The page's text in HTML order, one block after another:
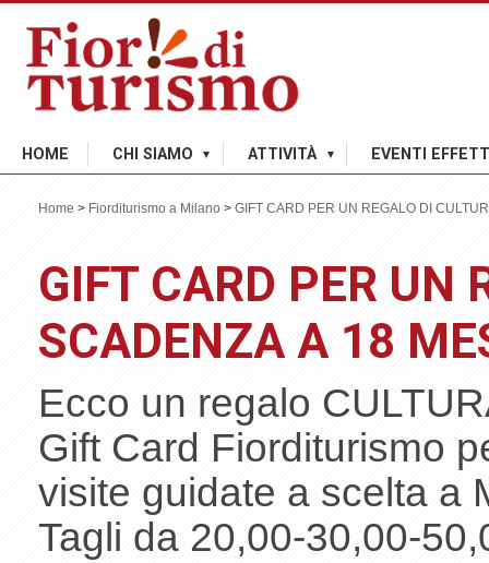
HOME CHI SIAMO ATTIVITÀ EVENTI
Home > Fiorditurismo a Milano > GIFT CARD PER UN REGALO DI
GIFT CARD PER UN
SCADENZA A 18
Ecco un regalo
Gift Card Fiorditurismo
visite guidate a scelta a
Tagli da 20,00-30,00-